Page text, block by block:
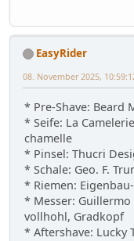
EasyRider
08. November 2025,
* Pre-Shave: Beard
* Seife: La
chamelle
* Pinsel: Thucri
* Schale: Geo. F.
* Riemen:
* Messer: Guillermo
vollhohl, Gradkopf
* Aftershave: Lucky